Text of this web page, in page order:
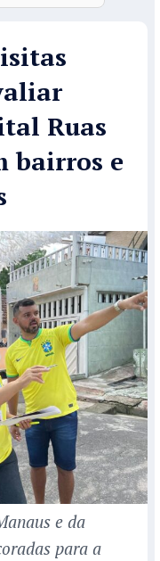
Ruas
bairros e
e da
para a